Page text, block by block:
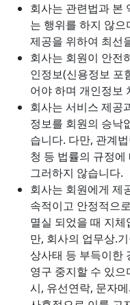
회사는 관련법과 본
는 행위를 하지 않
제공을 위하여 최선
회사는 회원이 안전
인정보(신용정보 포
어야 하며 개인정보
회사는 서비스 제공
정보를 회원의 승낙
습니다. 다만, 관계
청 등 법률의 규정
그러하지 않습니다.
회사는 회원에게 제
속적이고 안정적으
멸실 되었을 때 지
만, 회사의 업무상.
상사태 등 부득이한
영구 중지할 수 있
시, 유선연락, 문자